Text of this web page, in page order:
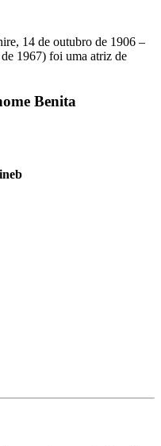
14 de outubro de 1906 –
1967) foi uma atriz de
Benita